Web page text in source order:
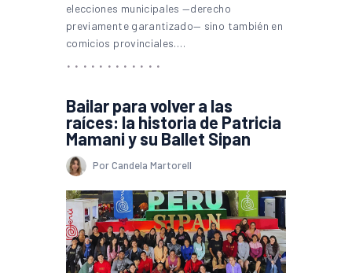
elecciones municipales —derecho
previamente garantizado— sino también en
comicios provinciales.…
Bailar para volver a las
raíces: la historia de Patricia
Mamani y su Ballet Sipan
Por Candela Martorell